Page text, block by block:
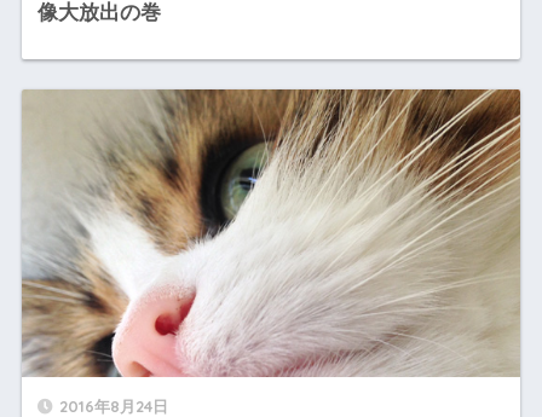
像大放出の巻
2016年8月24日